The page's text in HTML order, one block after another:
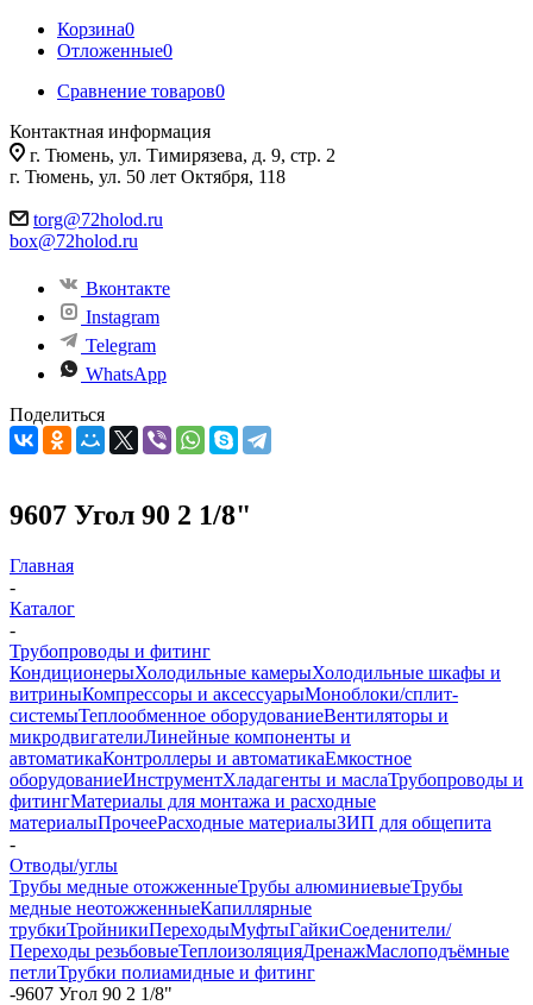
Корзина0
Отложенные0
Сравнение товаров0
Контактная информация
г. Тюмень, ул. Тимирязева, д. 9, стр. 2
г. Тюмень, ул. 50 лет Октября, 118
torg@72holod.ru
box@72holod.ru
Вконтакте
Instagram
Telegram
WhatsApp
Поделиться
9607 Угол 90 2 1/8"
Главная
-
Каталог
-
Трубопроводы и фитинг
КондиционерыХолодильные камерыХолодильные шкафы и
витриныКомпрессоры и аксессуарыМоноблоки/сплит-
системыТеплообменное оборудованиеВентиляторы и
микродвигателиЛинейные компоненты и
автоматикаКонтроллеры и автоматикаЕмкостное
оборудованиеИнструментХладагенты и маслаТрубопроводы и
фитингМатериалы для монтажа и расходные
материалыПрочееРасходные материалыЗИП для общепита
-
Отводы/углы
Трубы медные отожженныеТрубы алюминиевыеТрубы
медные неотожженныеКапиллярные
трубкиТройникиПереходыМуфтыГайкиСоеденители/
Переходы резьбовыеТеплоизоляцияДренажМаслоподъёмные
петлиТрубки полиамидные и фитинг
-9607 Угол 90 2 1/8"